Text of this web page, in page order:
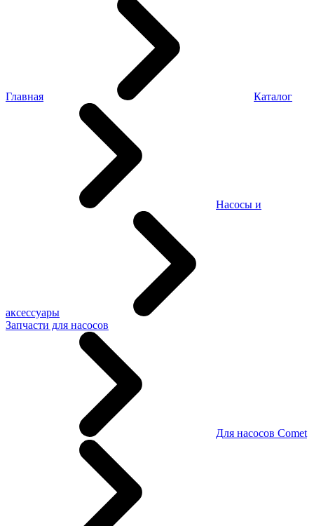
Главная Каталог
Насосы и
аксессуары
Запчасти для насосов
Для насосов Comet